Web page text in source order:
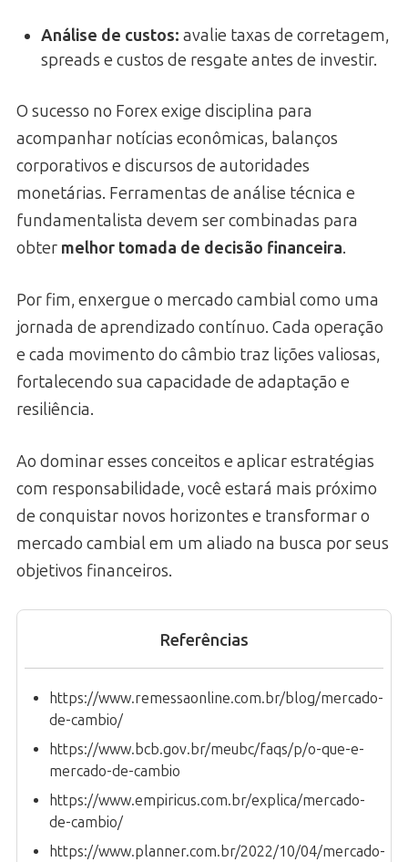
Análise de custos: avalie taxas de corretagem,
spreads e custos de resgate antes de investir.
O sucesso no Forex exige disciplina para
acompanhar notícias econômicas, balanços
corporativos e discursos de autoridades
monetárias. Ferramentas de análise técnica e
fundamentalista devem ser combinadas para
obter melhor tomada de decisão financeira.
Por fim, enxergue o mercado cambial como uma
jornada de aprendizado contínuo. Cada operação
e cada movimento do câmbio traz lições valiosas,
fortalecendo sua capacidade de adaptação e
resiliência.
Ao dominar esses conceitos e aplicar estratégias
com responsabilidade, você estará mais próximo
de conquistar novos horizontes e transformar o
mercado cambial em um aliado na busca por seus
objetivos financeiros.
Referências
https://www.remessaonline.com.br/blog/mercado-
de-cambio/
https://www.bcb.gov.br/meubc/faqs/p/o-que-e-
mercado-de-cambio
https://www.empiricus.com.br/explica/mercado-
de-cambio/
https://www.planner.com.br/2022/10/04/mercado-